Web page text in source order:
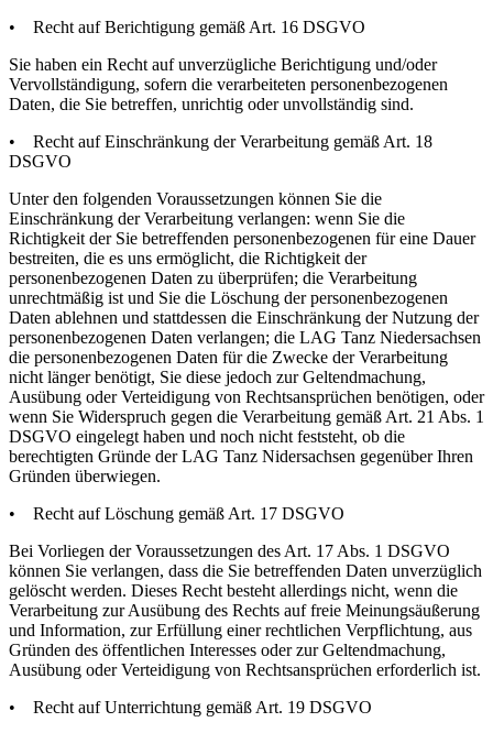
• Recht auf Berichtigung gemäß Art. 16 DSGVO
Sie haben ein Recht auf unverzügliche Berichtigung und/oder
Vervollständigung, sofern die verarbeiteten personenbezogenen
Daten, die Sie betreffen, unrichtig oder unvollständig sind.
• Recht auf Einschränkung der Verarbeitung gemäß Art. 18
DSGVO
Unter den folgenden Voraussetzungen können Sie die
Einschränkung der Verarbeitung verlangen: wenn Sie die
Richtigkeit der Sie betreffenden personenbezogenen für eine Dauer
bestreiten, die es uns ermöglicht, die Richtigkeit der
personenbezogenen Daten zu überprüfen; die Verarbeitung
unrechtmäßig ist und Sie die Löschung der personenbezogenen
Daten ablehnen und stattdessen die Einschränkung der Nutzung der
personenbezogenen Daten verlangen; die LAG Tanz Niedersachsen
die personenbezogenen Daten für die Zwecke der Verarbeitung
nicht länger benötigt, Sie diese jedoch zur Geltendmachung,
Ausübung oder Verteidigung von Rechtsansprüchen benötigen, oder
wenn Sie Widerspruch gegen die Verarbeitung gemäß Art. 21 Abs. 1
DSGVO eingelegt haben und noch nicht feststeht, ob die
berechtigten Gründe der LAG Tanz Nidersachsen gegenüber Ihren
Gründen überwiegen.
• Recht auf Löschung gemäß Art. 17 DSGVO
Bei Vorliegen der Voraussetzungen des Art. 17 Abs. 1 DSGVO
können Sie verlangen, dass die Sie betreffenden Daten unverzüglich
gelöscht werden. Dieses Recht besteht allerdings nicht, wenn die
Verarbeitung zur Ausübung des Rechts auf freie Meinungsäußerung
und Information, zur Erfüllung einer rechtlichen Verpflichtung, aus
Gründen des öffentlichen Interesses oder zur Geltendmachung,
Ausübung oder Verteidigung von Rechtsansprüchen erforderlich ist.
• Recht auf Unterrichtung gemäß Art. 19 DSGVO